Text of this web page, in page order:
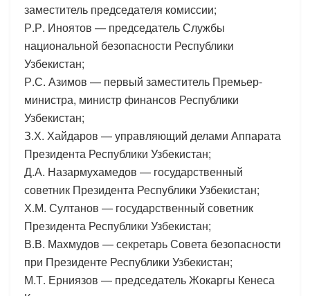
заместитель председателя комиссии;
Р.Р. Иноятов — председатель Службы
национальной безопасности Республики
Узбекистан;
Р.С. Азимов — первый заместитель Премьер-
министра, министр финансов Республики
Узбекистан;
З.Х. Хайдаров — управляющий делами Аппарата
Президента Республики Узбекистан;
Д.А. Назармухамедов — государственный
советник Президента Республики Узбекистан;
Х.М. Султанов — государственный советник
Президента Республики Узбекистан;
В.В. Махмудов — секретарь Совета безопасности
при Президенте Республики Узбекистан;
М.Т. Ерниязов — председатель Жокаргы Кенеса